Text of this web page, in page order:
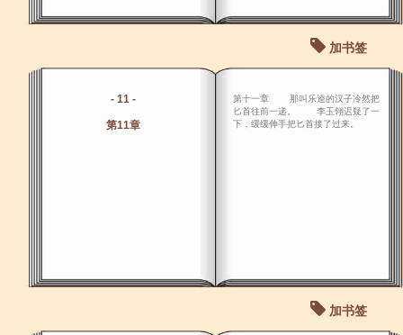
加书签
- 11 -
第11章
第十一章 那叫乐逵的汉子冷然把
匕首往前一递。 李玉翎迟疑了一
下，缓缓伸手把匕首接了过来。
加书签